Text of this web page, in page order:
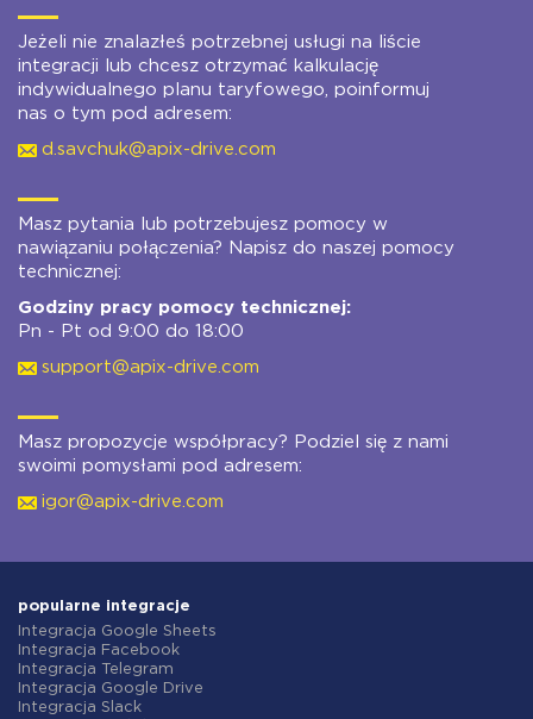
Jeżeli nie znalazłeś potrzebnej usługi na liście
integracji lub chcesz otrzymać kalkulację
indywidualnego planu taryfowego, poinformuj
nas o tym pod adresem:
d.savchuk@apix-drive.com
Masz pytania lub potrzebujesz pomocy w
nawiązaniu połączenia? Napisz do naszej pomocy
technicznej:
Godziny pracy pomocy technicznej:
Pn - Pt od 9:00 do 18:00
support@apix-drive.com
Masz propozycje współpracy? Podziel się z nami
swoimi pomysłami pod adresem:
igor@apix-drive.com
popularne integracje
Integracja Google Sheets
Integracja Facebook
Integracja Telegram
Integracja Google Drive
Integracja Slack